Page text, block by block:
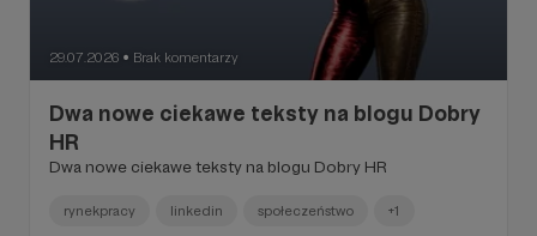
29.07.2026 ● Brak komentarzy
Dwa nowe ciekawe teksty na blogu Dobry
HR
Dwa nowe ciekawe teksty na blogu Dobry HR
rynekpracy linkedin społeczeństwo +1